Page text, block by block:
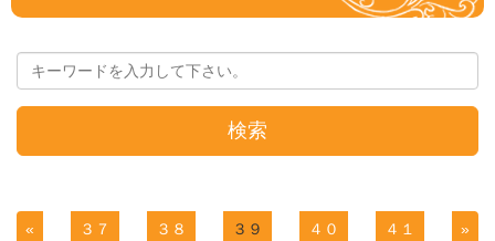
検索
« ３７ ３８ ３９ ４０ ４１ »